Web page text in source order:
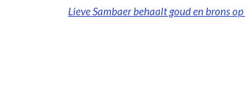
Lieve Sambaer behaalt goud en brons